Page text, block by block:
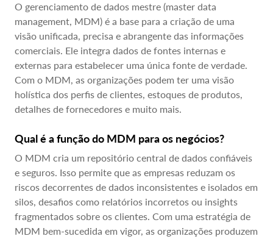
O gerenciamento de dados mestre (master data
management, MDM) é a base para a criação de uma
visão unificada, precisa e abrangente das informações
comerciais. Ele integra dados de fontes internas e
externas para estabelecer uma única fonte de verdade.
Com o MDM, as organizações podem ter uma visão
holística dos perfis de clientes, estoques de produtos,
detalhes de fornecedores e muito mais.
Qual é a função do MDM para os negócios?
O MDM cria um repositório central de dados confiáveis
e seguros. Isso permite que as empresas reduzam os
riscos decorrentes de dados inconsistentes e isolados em
silos, desafios como relatórios incorretos ou insights
fragmentados sobre os clientes. Com uma estratégia de
MDM bem-sucedida em vigor, as organizações produzem